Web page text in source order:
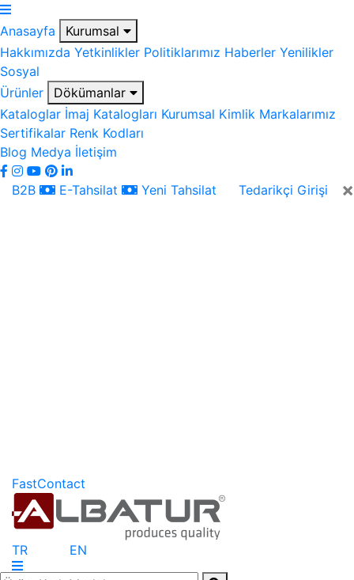
Anasayfa
Kurumsal
Hakkımızda Yetkinlikler Politiklarımız Haberler Yenilikler
Sosyal
Ürünler
Dökümanlar
Kataloglar İmaj Katalogları Kurumsal Kimlik Markalarımız
Sertifikalar Renk Kodları
Blog Medya İletişim
×
B2B E-Tahsilat Yeni Tahsilat Tedarikçi Girişi
FastContact
TR EN